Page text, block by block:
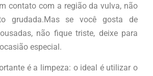
contato com a região da vulva, não
grudada.Mas se você gosta de
não fique triste, deixe para
especial.
é a limpeza: o ideal é utilizar o